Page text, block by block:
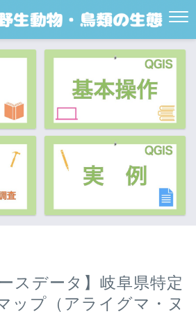
スデータ】岐阜県特定
ップ（アライグマ・ヌ